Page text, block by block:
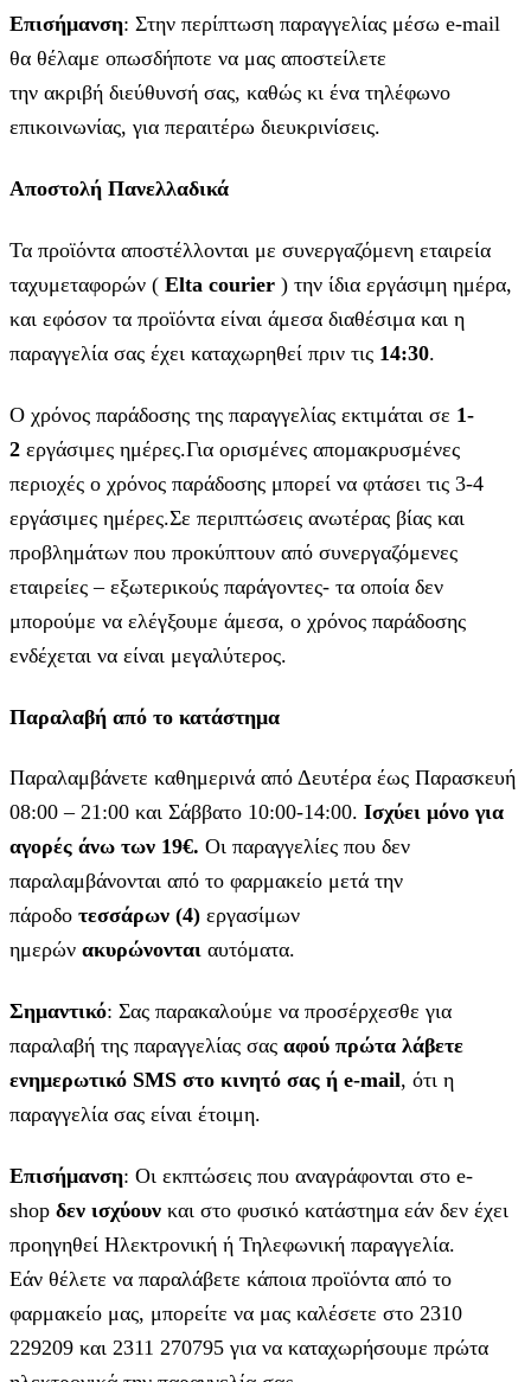
Επισήμανση: Στην περίπτωση παραγγελίας μέσω e-mail
θα θέλαμε οπωσδήποτε να μας αποστείλετε
την ακριβή διεύθυνσή σας, καθώς κι ένα τηλέφωνο
επικοινωνίας, για περαιτέρω διευκρινίσεις.
Αποστολή Πανελλαδικά
Τα προϊόντα αποστέλλονται με συνεργαζόμενη εταιρεία
ταχυμεταφορών ( Elta courier ) την ίδια εργάσιμη ημέρα,
και εφόσον τα προϊόντα είναι άμεσα διαθέσιμα και η
παραγγελία σας έχει καταχωρηθεί πριν τις 14:30.
Ο χρόνος παράδοσης της παραγγελίας εκτιμάται σε 1-
2 εργάσιμες ημέρες.Για ορισμένες απομακρυσμένες
περιοχές ο χρόνος παράδοσης μπορεί να φτάσει τις 3-4
εργάσιμες ημέρες.Σε περιπτώσεις ανωτέρας βίας και
προβλημάτων που προκύπτουν από συνεργαζόμενες
εταιρείες – εξωτερικούς παράγοντες- τα οποία δεν
μπορούμε να ελέγξουμε άμεσα, ο χρόνος παράδοσης
ενδέχεται να είναι μεγαλύτερος.
Παραλαβή από το κατάστημα
Παραλαμβάνετε καθημερινά από Δευτέρα έως Παρασκευή
08:00 – 21:00 και Σάββατο 10:00-14:00. Ισχύει μόνο για
αγορές άνω των 19€. Οι παραγγελίες που δεν
παραλαμβάνονται από το φαρμακείο μετά την
πάροδο τεσσάρων (4) εργασίμων
ημερών ακυρώνονται αυτόματα.
Σημαντικό: Σας παρακαλούμε να προσέρχεσθε για
παραλαβή της παραγγελίας σας αφού πρώτα λάβετε
ενημερωτικό SMS στο κινητό σας ή e-mail, ότι η
παραγγελία σας είναι έτοιμη.
Επισήμανση: Οι εκπτώσεις που αναγράφονται στο e-
shop δεν ισχύουν και στο φυσικό κατάστημα εάν δεν έχει
προηγηθεί Ηλεκτρονική ή Τηλεφωνική παραγγελία.
Εάν θέλετε να παραλάβετε κάποια προϊόντα από το
φαρμακείο μας, μπορείτε να μας καλέσετε στο 2310
229209 και 2311 270795 για να καταχωρήσουμε πρώτα